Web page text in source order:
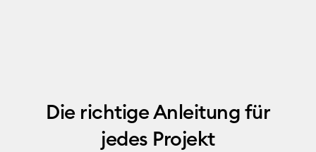
Die richtige Anleitung für
jedes Projekt